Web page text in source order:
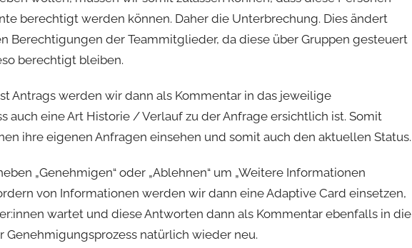
berechtigt werden können. Daher die Unterbrechung. Dies ändert
Berechtigungen der Teammitglieder, da diese über Gruppen gesteuert
berechtigt bleiben.
Antrags werden wir dann als Kommentar in das jeweilige
auch eine Art Historie / Verlauf zu der Anfrage ersichtlich ist. Somit
ihre eigenen Anfragen einsehen und somit auch den aktuellen Status.
„Genehmigen“ oder „Ablehnen“ um „Weitere Informationen
von Informationen werden wir dann eine Adaptive Card einsetzen,
wartet und diese Antworten dann als Kommentar ebenfalls in die
Genehmigungsprozess natürlich wieder neu.